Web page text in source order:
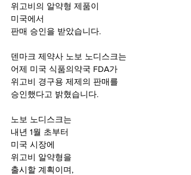
위고비의 알약형 제품이
미국에서
판매 승인을 받았습니다.
덴마크 제약사 노보 노디스크는
어제 미국 식품의약국 FDA가
위고비 경구용 제제의 판매를
승인했다고 밝혔습니다.
노보 노디스크는
내년 1월 초부터
미국 시장에
위고비 알약형을
출시할 계획이며,